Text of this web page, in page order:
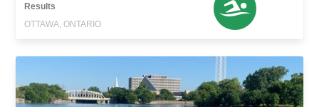
Results
OTTAWA, ONTARIO